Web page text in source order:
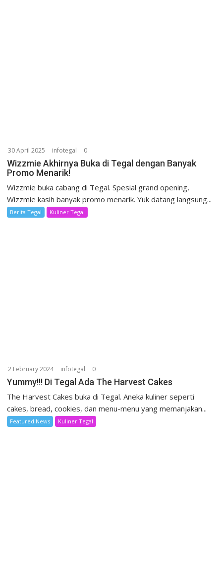
30 April 2025 infotegal 0
Wizzmie Akhirnya Buka di Tegal dengan Banyak
Promo Menarik!
Wizzmie buka cabang di Tegal. Spesial grand opening,
Wizzmie kasih banyak promo menarik. Yuk datang langsung...
Berita Tegal Kuliner Tegal
2 February 2024 infotegal 0
Yummy!!! Di Tegal Ada The Harvest Cakes
The Harvest Cakes buka di Tegal. Aneka kuliner seperti
cakes, bread, cookies, dan menu-menu yang memanjakan...
Featured News Kuliner Tegal